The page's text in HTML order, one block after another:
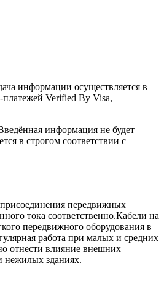
информации осуществляется в
Verified By Visa,
информация не будет
в строгом соответствии с
передвижных
тока соответственно.Кабели на
передвижного оборудования в
работа при малых и средних
отнести влияние внешних
нежилых зданиях.